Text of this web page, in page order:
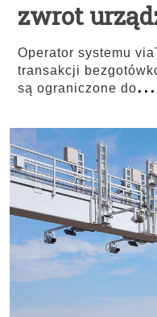
zwrot
Operator systemu
transakcji
są ograniczone do...